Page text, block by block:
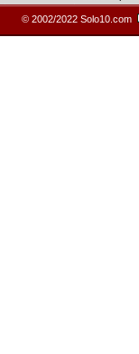
© 2002/2022 Solo10.com